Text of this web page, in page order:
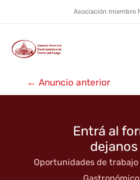
contenido
Asociación miembro
Lakuma Bar
Navegación
de
← Anuncio anterior
Entrá al
dejanos
Oportunidades de